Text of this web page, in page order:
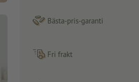
Bästa-pris-garanti
Fri frakt